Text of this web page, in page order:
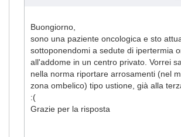
Buongiorno,
sono una paziente oncologica e sto
sottoponendomi a sedute di ipertermia
all'addome in un centro privato. Vorrei
nella norma riportare arrosamenti (nel
zona ombelico) tipo ustione, già alla
:(
Grazie per la risposta